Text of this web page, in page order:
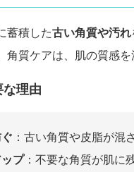
蓄積した古い角質や汚れ
角質ケアは、肌の質感
な理由
：古い角質や皮脂が混
プ：不要な角質が肌に